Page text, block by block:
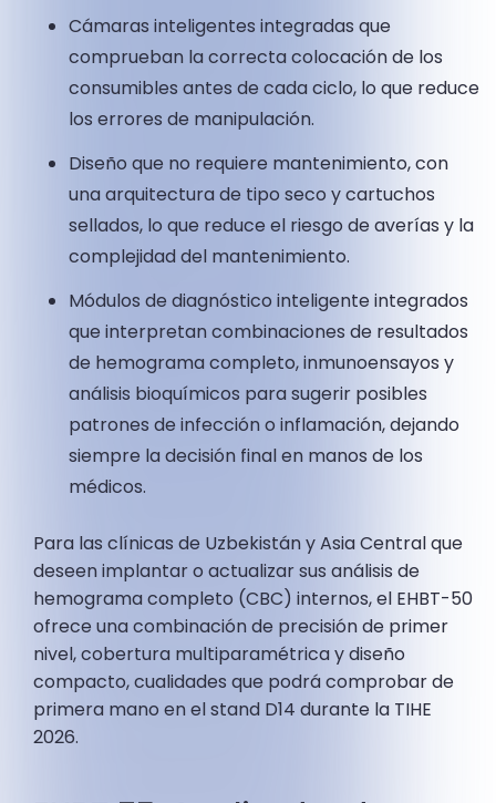
Cámaras inteligentes integradas que
comprueban la correcta colocación de los
consumibles antes de cada ciclo, lo que reduce
los errores de manipulación.
Diseño que no requiere mantenimiento, con
una arquitectura de tipo seco y cartuchos
sellados, lo que reduce el riesgo de averías y la
complejidad del mantenimiento.
Módulos de diagnóstico inteligente integrados
que interpretan combinaciones de resultados
de hemograma completo, inmunoensayos y
análisis bioquímicos para sugerir posibles
patrones de infección o inflamación, dejando
siempre la decisión final en manos de los
médicos.
Para las clínicas de Uzbekistán y Asia Central que
deseen implantar o actualizar sus análisis de
hemograma completo (CBC) internos, el EHBT-50
ofrece una combinación de precisión de primer
nivel, cobertura multiparamétrica y diseño
compacto, cualidades que podrá comprobar de
primera mano en el stand D14 durante la TIHE
2026.